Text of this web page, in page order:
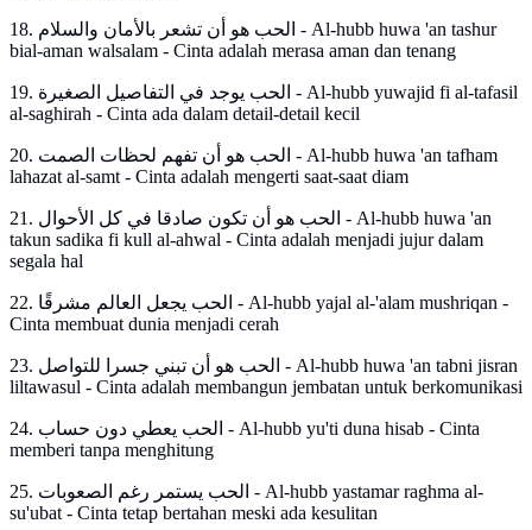
18. الحب هو أن تشعر بالأمان والسلام - Al-hubb huwa 'an tashur
bial-aman walsalam - Cinta adalah merasa aman dan tenang
19. الحب يوجد في التفاصيل الصغيرة - Al-hubb yuwajid fi al-tafasil
al-saghirah - Cinta ada dalam detail-detail kecil
20. الحب هو أن تفهم لحظات الصمت - Al-hubb huwa 'an tafham
lahazat al-samt - Cinta adalah mengerti saat-saat diam
21. الحب هو أن تكون صادقا في كل الأحوال - Al-hubb huwa 'an
takun sadika fi kull al-ahwal - Cinta adalah menjadi jujur dalam
segala hal
22. الحب يجعل العالم مشرقًا - Al-hubb yajal al-'alam mushriqan -
Cinta membuat dunia menjadi cerah
23. الحب هو أن تبني جسرا للتواصل - Al-hubb huwa 'an tabni jisran
liltawasul - Cinta adalah membangun jembatan untuk berkomunikasi
24. الحب يعطي دون حساب - Al-hubb yu'ti duna hisab - Cinta
memberi tanpa menghitung
25. الحب يستمر رغم الصعوبات - Al-hubb yastamar raghma al-
su'ubat - Cinta tetap bertahan meski ada kesulitan